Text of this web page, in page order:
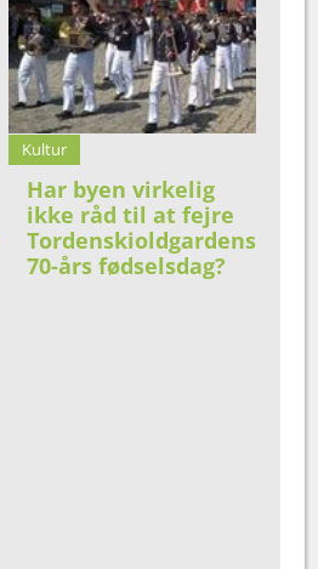
Kultur
Har byen virkelig
ikke råd til at fejre
Tordenskioldgardens
70-års fødselsdag?